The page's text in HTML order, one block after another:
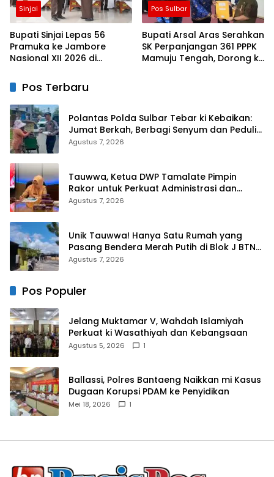
Sinjai
Bupati Sinjai Lepas 56
Pramuka ke Jambore
Nasional XII 2026 di
Pos Sulbar
Bupati Arsal Aras Serahkan
SK Perpanjangan 361 PPPK
Mamuju Tengah, Dorong ki
Pos Terbaru
Polantas Polda Sulbar Tebar ki Kebaikan:
Jumat Berkah, Berbagi Senyum dan Peduli
Sepenuh Hati
Agustus 7, 2026
Tauwwa, Ketua DWP Tamalate Pimpin
Rakor untuk Perkuat Administrasi dan
Evaluasi Program
Agustus 7, 2026
Unik Tauwwa! Hanya Satu Rumah yang
Pasang Bendera Merah Putih di Blok J BTN
Lappa Mas 1 Sinjai
Agustus 7, 2026
Pos Populer
Jelang Muktamar V, Wahdah Islamiyah
Perkuat ki Wasathiyah dan Kebangsaan
Agustus 5, 2026 1
Ballassi, Polres Bantaeng Naikkan mi Kasus
Dugaan Korupsi PDAM ke Penyidikan
Mei 18, 2026 1